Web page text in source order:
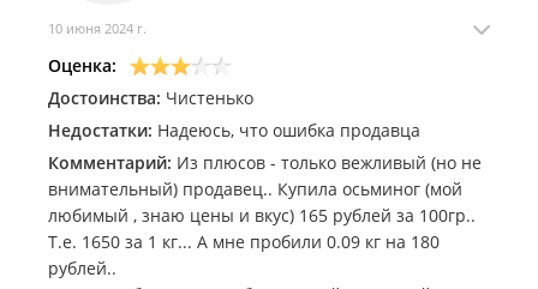
10 июня 2024 г.
Оценка:
Достоинства: Чистенько
Недостатки: Надеюсь, что ошибка продавца
Комментарий: Из плюсов - только вежливый (но не
внимательный) продавец.. Купила осьминог (мой
любимый , знаю цены и вкус) 165 рублей за 100гр..
Т.е. 1650 за 1 кг... А мне пробили 0.09 кг на 180
рублей..